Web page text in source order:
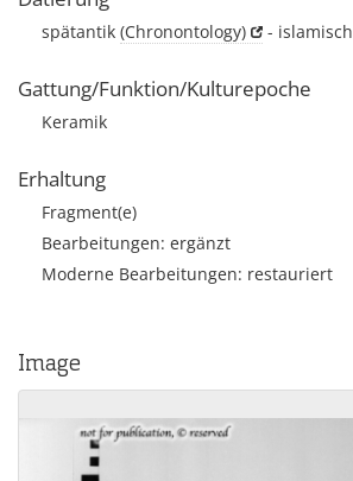
spätantik (Chronontology) - islamisch
Gattung/Funktion/Kulturepoche
Keramik
Erhaltung
Fragment(e)
Bearbeitungen: ergänzt
Moderne Bearbeitungen: restauriert
Image